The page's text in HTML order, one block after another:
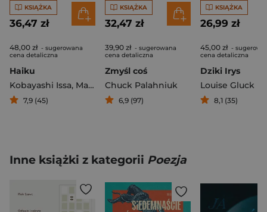
KSIĄŻKA
36,47 zł
48,00 zł - sugerowana
cena detaliczna
Haiku
Kobayashi Issa, Masaoka Shiki ,Matsuo Basho ,Yosa Buson
7,9 (45)
KSIĄŻKA
32,47 zł
39,90 zł - sugerowana
cena detaliczna
Zmyśl coś
Chuck Palahniuk
6,9 (97)
KSIĄŻKA
26,99 zł
45,00 zł -
cena detaliczna
Dziki Irys
Louise Gluck
8,1 (35)
Inne książki z kategorii Poezja